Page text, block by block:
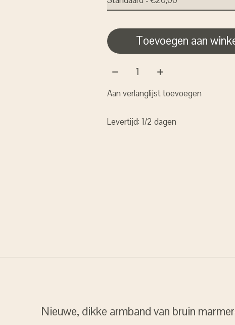
Toevoegen aan
Aantal:
Aan verlanglijst toevoegen
Levertijd: 1/2 dagen
Nieuwe, dikke armband van bruin